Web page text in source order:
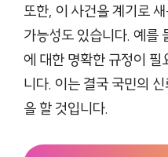
또한, 이 사건을 계기로
가능성도 있습니다. 예를
에 대한 명확한 규정이 필
니다. 이는 결국 국민의
을 할 것입니다.